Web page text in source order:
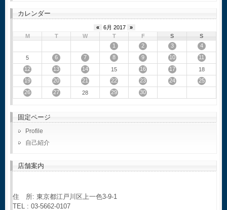
カレンダー
« 6月 2017
»
M
T W T F S
S
1
2 3
4
5
6 7 8 9 10
11
12
13 14 15 16 17
18
19
20 21 22 23 24
25
26
27 28 29 30
固定ページ
Profile
自己紹介
店舗案内
住 所: 東京都江戸川区上一色3-9-1
TEL : 03-5662-0107